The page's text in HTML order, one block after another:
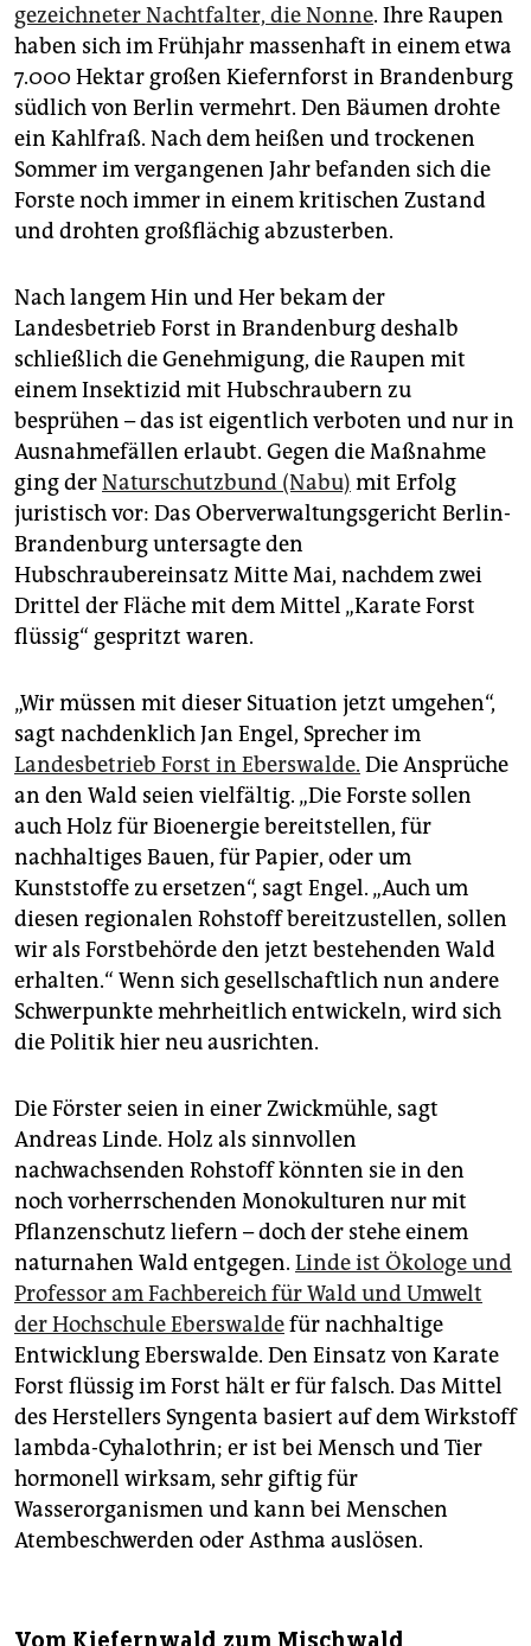
gezeichneter Nachtfalter, die Nonne. Ihre Raupen
haben sich im Frühjahr massenhaft in einem etwa
7.000 Hektar großen Kiefernforst in Brandenburg
südlich von Berlin vermehrt. Den Bäumen drohte
ein Kahlfraß. Nach dem heißen und trockenen
Sommer im vergangenen Jahr befanden sich die
Forste noch immer in einem kritischen Zustand
und drohten großflächig abzusterben.
Nach langem Hin und Her bekam der
Landesbetrieb Forst in Brandenburg deshalb
schließlich die Genehmigung, die Raupen mit
einem Insektizid mit Hubschraubern zu
besprühen – das ist eigentlich verboten und nur in
Ausnahmefällen erlaubt. Gegen die Maßnahme
ging derNaturschutzbund (Nabu) mit Erfolg
juristisch vor: Das Oberverwaltungsgericht Berlin-
Brandenburg untersagte den
Hubschraubereinsatz Mitte Mai, nachdem zwei
Drittel der Fläche mit dem Mittel „Karate Forst
flüssig“ gespritzt waren.
„Wir müssen mit dieser Situation jetzt umgehen“,
sagt nachdenklich Jan Engel, Sprecher im
Landesbetrieb Forst in Eberswalde. Die Ansprüche
an den Wald seien vielfältig. „Die Forste sollen
auch Holz für Bioenergie bereitstellen, für
nachhaltiges Bauen, für Papier, oder um
Kunststoffe zu ersetzen“, sagt Engel. „Auch um
diesen regionalen Rohstoff bereitzustellen, sollen
wir als Forstbehörde den jetzt bestehenden Wald
erhalten.“ Wenn sich gesellschaftlich nun andere
Schwerpunkte mehrheitlich entwickeln, wird sich
die Politik hier neu ausrichten.
Die Förster seien in einer Zwickmühle, sagt
Andreas Linde. Holz als sinnvollen
nachwachsenden Rohstoff könnten sie in den
noch vorherrschenden Monokulturen nur mit
Pflanzenschutz liefern – doch der stehe einem
naturnahen Wald entgegen. Linde ist Ökologe und
Professor am Fachbereich für Wald und Umwelt
der Hochschule Eberswaldefür nachhaltige
Entwicklung Eberswalde. Den Einsatz von Karate
Forst flüssig im Forst hält er für falsch. Das Mittel
des Herstellers Syngenta basiert auf dem Wirkstoff
lambda-Cyhalothrin; er ist bei Mensch und Tier
hormonell wirksam, sehr giftig für
Wasserorganismen und kann bei Menschen
Atembeschwerden oder Asthma auslösen.